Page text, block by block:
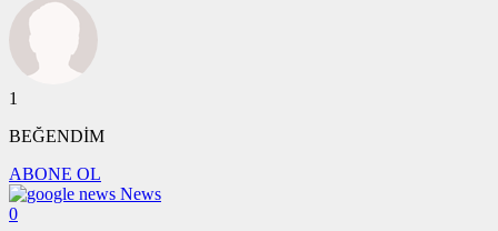
1
BEĞENDİM
ABONE OL
News
0